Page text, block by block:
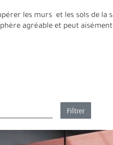
les murs et les sols de la
agréable et peut
Filtrer